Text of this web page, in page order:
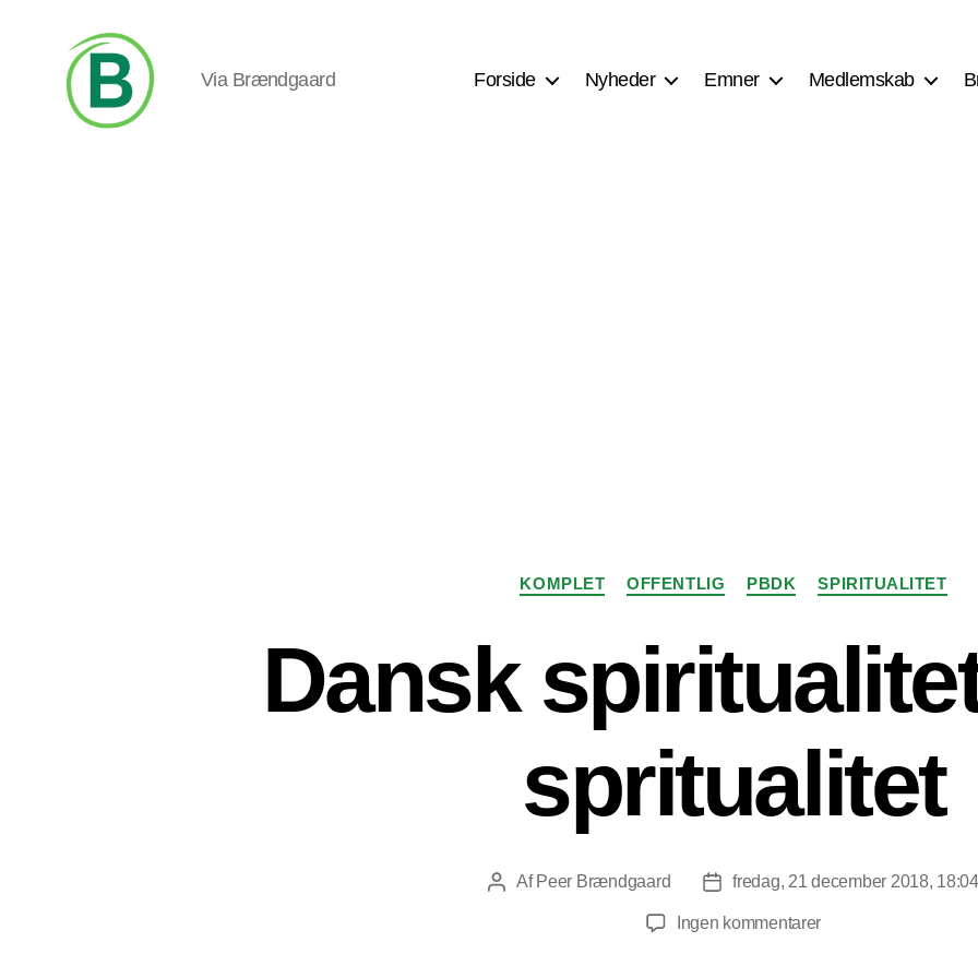
Via Brændgaard Forside Nyheder Emner Medlemskab
Kategorier
KOMPLET OFFENTLIG PBDK SPIRITUALITET
Dansk
spritualitet
Indlægsforfatter
Af Peer Brændgaard Indlægsdato
fredag, 21 december 2018, 18:04
Ingen kommentarertil